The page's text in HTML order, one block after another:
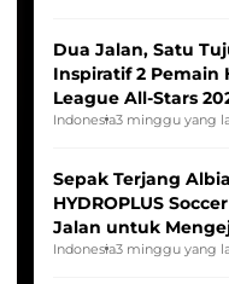
Dua Jalan, Satu
Inspiratif 2 Pemain
League All-Stars
Seleksi Timnas
Indonesia3 minggu yang
Sepak Terjang
HYDROPLUS
Jalan untuk
Indonesia Putri
Indonesia3 minggu yang